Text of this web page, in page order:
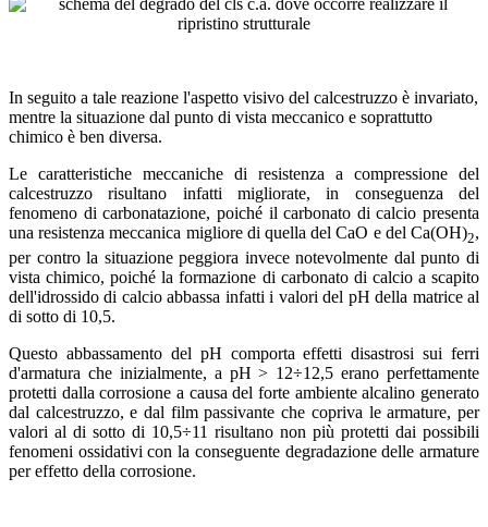
In seguito a tale reazione l'aspetto visivo del calcestruzzo è invariato,
mentre la situazione dal punto di vista meccanico e soprattutto
chimico è ben diversa.
Le caratteristiche meccaniche di resistenza a compressione del
calcestruzzo risultano infatti migliorate, in conseguenza del
fenomeno di carbonatazione, poiché il carbonato di calcio presenta
una resistenza meccanica migliore di quella del CaO e del Ca(OH)2,
per contro la situazione peggiora invece notevolmente dal punto di
vista chimico, poiché la formazione di carbonato di calcio a scapito
dell'idrossido di calcio abbassa infatti i valori del pH della matrice al
di sotto di 10,5.
Questo abbassamento del pH comporta effetti disastrosi sui ferri
d'armatura che inizialmente, a pH > 12÷12,5 erano perfettamente
protetti dalla corrosione a causa del forte ambiente alcalino generato
dal calcestruzzo, e dal film passivante che copriva le armature, per
valori al di sotto di 10,5÷11 risultano non più protetti dai possibili
fenomeni ossidativi con la conseguente degradazione delle armature
per effetto della corrosione.